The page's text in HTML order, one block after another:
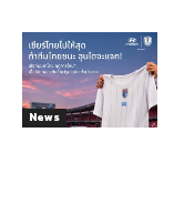
News